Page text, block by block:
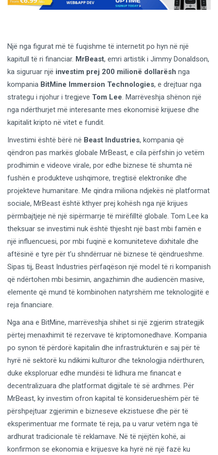
Një nga figurat më të fuqishme të internetit po hyn në një
kapitull të ri financiar. MrBeast, emri artistik i Jimmy Donaldson,
ka siguruar një investim prej 200 milionë dollarësh nga
kompania BitMine Immersion Technologies, e drejtuar nga
strategu i njohur i tregjeve Tom Lee. Marrëveshja shënon një
nga ndërthurjet më interesante mes ekonomisë krijuese dhe
kapitalit kripto në vitet e fundit.
Investimi është bërë në Beast Industries, kompania që
qëndron pas markës globale MrBeast, e cila përfshin jo vetëm
prodhimin e videove virale, por edhe biznese të shumta në
fushën e produkteve ushqimore, tregtisë elektronike dhe
projekteve humanitare. Me qindra miliona ndjekës në platformat
sociale, MrBeast është kthyer prej kohësh nga një krijues
përmbajtjeje në një sipërmarrje të mirëfilltë globale. Tom Lee ka
theksuar se investimi nuk është thjesht një bast mbi famën e
një influencuesi, por mbi fuqinë e komuniteteve dixhitale dhe
aftësinë e tyre për t’u shndërruar në biznese të qëndrueshme.
Sipas tij, Beast Industries përfaqëson një model të ri kompanish
që ndërtohen mbi besimin, angazhimin dhe audiencën masive,
elemente që mund të kombinohen natyrshëm me teknologjitë e
reja financiare.
Nga ana e BitMine, marrëveshja shihet si një zgjerim strategjik
përtej menaxhimit të rezervave të kriptomonedhave. Kompania
po synon të përdorë kapitalin dhe infrastrukturën e saj për të
hyrë në sektorë ku ndikimi kulturor dhe teknologjia ndërthuren,
duke eksploruar edhe mundësi të lidhura me financat e
decentralizuara dhe platformat digjitale të së ardhmes. Për
MrBeast, ky investim ofron kapital të konsiderueshëm për të
përshpejtuar zgjerimin e bizneseve ekzistuese dhe për të
eksperimentuar me formate të reja, pa u varur vetëm nga të
ardhurat tradicionale të reklamave. Në të njëjtën kohë, ai
konfirmon se ekonomia e krijuesve ka hyrë në një fazë ku